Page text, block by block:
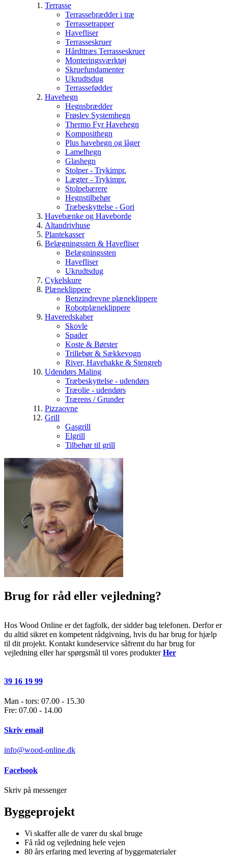
Terrasse
Terrassebrædder i træ
Terrassetrapper
Havefliser
Terrasseskruer
Hårdttræs Terrasseskruer
Monteringsværktøj
Skruefundamenter
Ukrudtsdug
Terrassefødder
Havehegn
Hegnsbrædder
Frøslev Systemhegn
Thermo Fyr Havehegn
Komposithegn
Plus havehegn og låger
Lamelhegn
Glashegn
Stolper - Trykimpr.
Lægter - Trykimpr.
Stolpebærere
Hegnstilbehør
Træbeskyttelse - Gori
Havebænke og Haveborde
Altandrivhuse
Plantekasser
Belægningssten & Havefliser
Belægningssten
Havefliser
Ukrudtsdug
Cykelskure
Plæneklippere
Benzindrevne plæneklippere
Robotplæneklippere
Haveredskaber
Skovle
Spader
Koste & Børster
Trillebør & Sækkevogn
River, Havehakke & Stengreb
Udendørs Maling
Træbeskyttelse - udendørs
Træolie - udendørs
Trærens / Grunder
Pizzaovne
Grill
Gasgrill
Elgrill
Tilbehør til grill
Brug for råd eller vejledning?
Hos Wood Online er det fagfolk, der sidder bag telefonen. Derfor er
du altid sikret en kompetent rådgivning, hvis du har brug for hjælp
til dit projekt. Kontakt kundeservice såfremt du har brug for
vejledning eller har spørgsmål til vores produkterHer
39 16 19 99
Man - tors: 07.00 - 15.30
Fre: 07.00 - 14.00
Skriv email
info@wood-online.dk
Facebook
Skriv på messenger
Byggeprojekt
Vi skaffer alle de varer du skal bruge
Få råd og vejledning hele vejen
80 års erfaring med levering af byggematerialer